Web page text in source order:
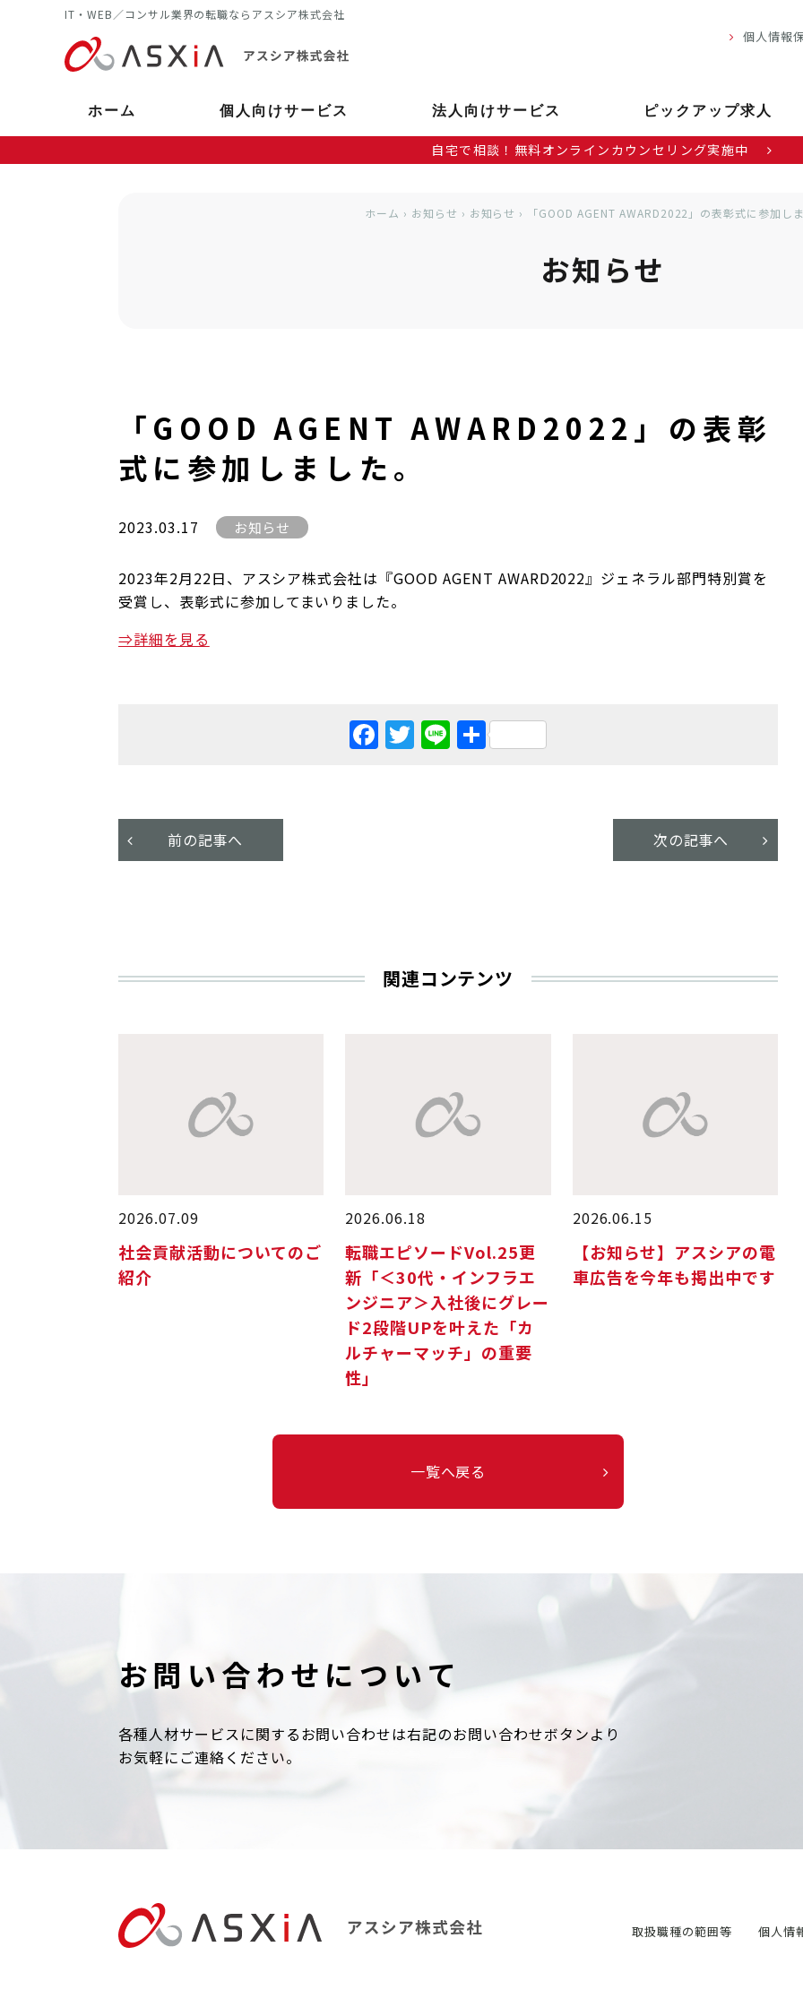
IT・WEB／コンサル業界の転職ならアスシア株式会社
個人情報
ホーム 個人向けサービス 法人向けサービス ピックアップ求人
自宅で相談！無料オンラインカウンセリング実施中
ホーム › お知らせ › お知らせ › 「GOOD AGENT AWARD2022」の表彰式に参加し
お知らせ
「GOOD AGENT AWARD2022」の表彰
式に参加しました。
2023.03.17 お知らせ
2023年2月22日、アスシア株式会社は『GOOD AGENT AWARD2022』ジェネラル部門特別賞を
受賞し、表彰式に参加してまいりました。
⇒詳細を見る
Facebook
Twitter
Line
共
有
前の記事へ 次の記事へ
関連コンテンツ
2026.07.09
社会貢献活動についてのご
紹介
2026.06.18
転職エピソードVol.25更
新「＜30代・インフラエ
ンジニア＞入社後にグレー
ド2段階UPを叶えた「カ
ルチャーマッチ」の重要
性」
2026.06.15
【お知らせ】アスシアの電
車広告を今年も掲出中です
一覧へ戻る
お問い合わせについて
各種人材サービスに関するお問い合わせは右記のお問い合わせボタンより
お気軽にご連絡ください。
取扱職種の範囲等 個人情